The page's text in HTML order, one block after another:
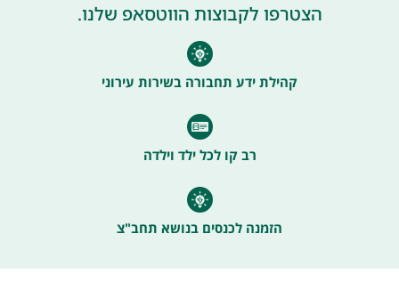
הצטרפו לקבוצות הווטסאפ שלנו.
קהילת ידע תחבורה בשירות עירוני
רב קו לכל ילד וילדה
הזמנה לכנסים בנושא תחב"צ